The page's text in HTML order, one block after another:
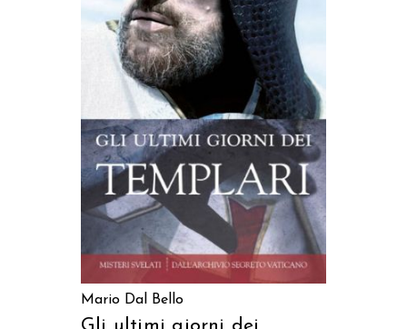
AGGIUNGI AL CARRELLO
Mario Dal Bello